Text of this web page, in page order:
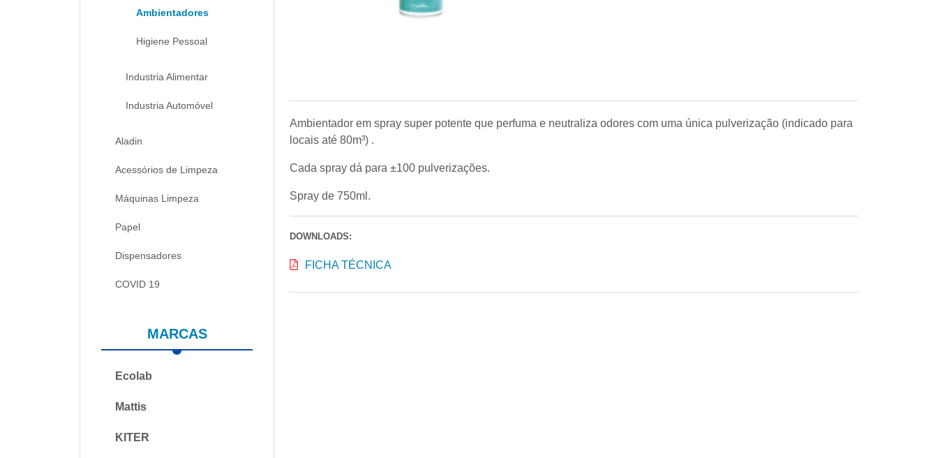
Ambientadores
Higiene Pessoal
Industria Alimentar
Industria Automóvel
Aladin
Acessórios de Limpeza
Máquinas Limpeza
Papel
Dispensadores
COVID 19
MARCAS
Ecolab
Mattis
KITER
Ambientador em spray super potente que perfuma e neutraliza odores com uma única pulverização (indicado para
locais até 80m³) .
Cada spray dá para ±100 pulverizações.
Spray de 750ml.
DOWNLOADS:
FICHA TÉCNICA